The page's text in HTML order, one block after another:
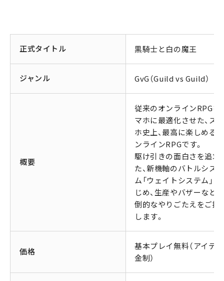
正式タイトル 黒騎士と白の魔王
ジャンル GvG（Guild vs Guild）
概要
従来のオンラインRPGを
マホに最適化させた、ス
ホ史上、最高に楽しめる
ンラインRPGです。
駆け引きの面白さを追求
た、新機軸のバトルシス
ム「ウェイトシステム」を
じめ、生産やバザーなど、
倒的なやりごたえをご提
します。
価格
基本プレイ無料（アイテ
金制）